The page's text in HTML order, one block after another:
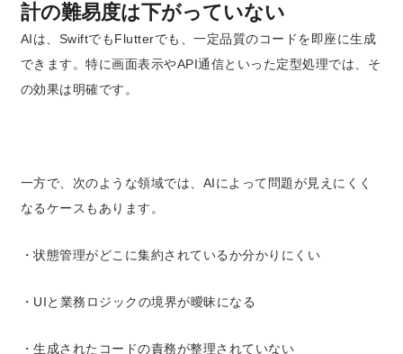
計の難易度は下がっていない
AIは、SwiftでもFlutterでも、一定品質のコードを即座に生成
できます。特に画面表示やAPI通信といった定型処理では、そ
の効果は明確です。
一方で、次のような領域では、AIによって問題が見えにくく
なるケースもあります。
・状態管理がどこに集約されているか分かりにくい
・UIと業務ロジックの境界が曖昧になる
・生成されたコードの責務が整理されていない